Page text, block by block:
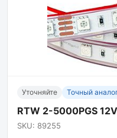
Уточняйте Точный
RTW 2-5000PGS
SKU: 89255